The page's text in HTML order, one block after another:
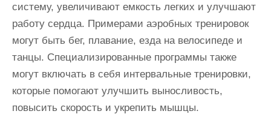
систему, увеличивают емкость легких и улучшают
работу сердца. Примерами аэробных тренировок
могут быть бег, плавание, езда на велосипеде и
танцы. Специализированные программы также
могут включать в себя интервальные тренировки,
которые помогают улучшить выносливость,
повысить скорость и укрепить мышцы.